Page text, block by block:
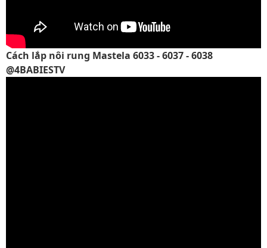
Cách lắp nôi rung Mastela 6033 - 6037 - 6038
@4BABIESTV